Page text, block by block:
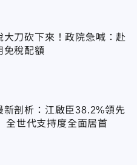
大刀砍下來！政院急喊：赴
免稅配額
新剖析：江啟臣38.2%領先
世代支持度全面居首